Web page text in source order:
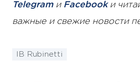
Telegramи Facebookи
важные и свежие новости
IB Rubinetti